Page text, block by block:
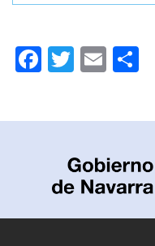
Facebook
Twitter
Email